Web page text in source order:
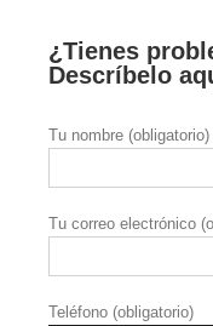
¿Tienes
Descríbelo
Tu nombre (obligatorio)
Tu correo electrónico
Teléfono (obligatorio)